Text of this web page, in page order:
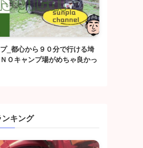
_都心から９０分で行ける埼
Ｏキャンプ場がめちゃ良かっ
キング